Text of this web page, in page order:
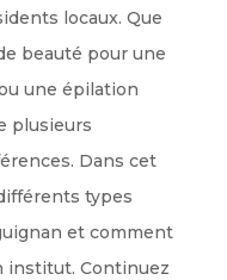
locaux. Que
beauté pour une
une épilation
plusieurs
Dans cet
types
et comment
institut. Continuez